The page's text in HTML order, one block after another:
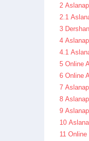
2
2.1
3
4
4.1
5 Online
6 Online
7
8
9
10
11 Online